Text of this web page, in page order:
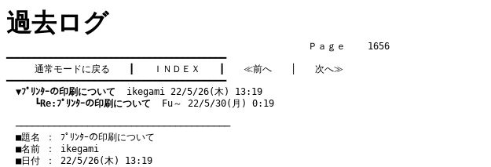
過去ログ
Ｐａｇｅ    1656
━━━━━━━━━━━━━━━━━━━━━━━━━━━━━━━━━━━━━━━━
通常モードに戻る
ＩＮＤＥＸ ≪前へ
次へ≫
━━━━━━━━━━━━━━━━━━━━━━━━━━━━━━━━━━━━━━━━
▼ﾌﾟﾘﾝﾀｰの印刷について
  ikegami 22/5/26(木) 13:19
┗Re:ﾌﾟﾘﾝﾀｰの印刷について
  Fu～ 22/5/30(月) 0:19
───────────────────────────────────────
■題名 ： ﾌﾟﾘﾝﾀｰの印刷について
■名前 ： ikegami
■日付 ： 22/5/26(木) 13:19